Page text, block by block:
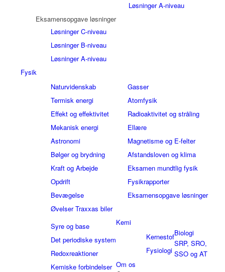
Løsninger A-niveau
Eksamensopgave løsninger
Løsninger C-niveau
Løsninger B-niveau
Løsninger A-niveau
Fysik
Naturvidenskab
Termisk energi
Effekt og effektivitet
Mekanisk energi
Astronomi
Bølger og brydning
Kraft og Arbejde
Opdrift
Bevægelse
Øvelser Traxxas biler
Gasser
Atomfysik
Radioaktivitet og stråling
Ellære
Magnetisme og E-felter
Afstandsloven og klima
Eksamen mundtlig fysik
Fysikrapporter
Eksamensopgave løsninger
Kemi
Syre og base
Det periodiske system
Redoxreaktioner
Kemiske forbindelser
Biologi
Kernestof
Fysiologi
SRP, SRO,
SSO og AT
Om os